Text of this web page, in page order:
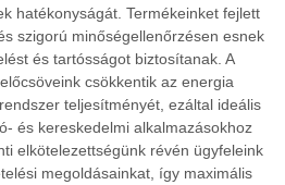
hatékonyságát. Termékeinket fejlett
szigorú minőségellenőrzésen esnek
és tartósságot biztosítanak. A
csökkentik az energia
teljesítményét, ezáltal ideális
és kereskedelmi alkalmazásokhoz
elkötelezettségünk révén ügyfeleink
megoldásainkat, így maximális